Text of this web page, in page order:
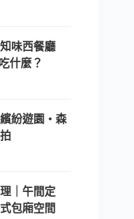
味西餐廳
什麼？
紛遊園・森
｜午間定
包廂空間